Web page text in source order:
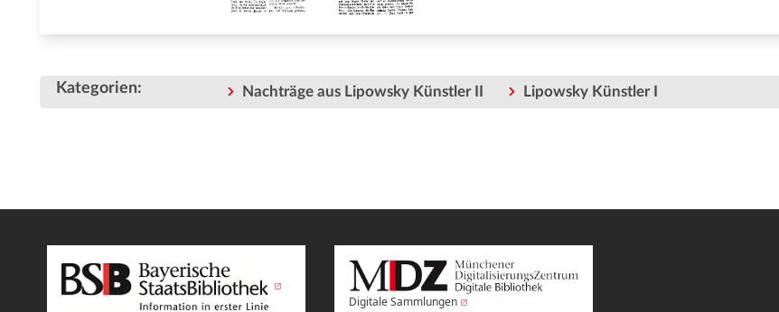
Kategorien: Nachträge aus Lipowsky Künstler II Lipowsky Künstler I
Digitale Sammlungen